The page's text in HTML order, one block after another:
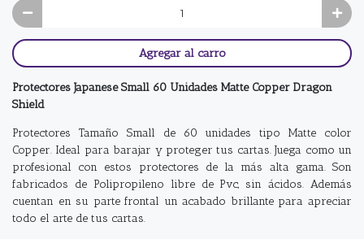
Agregar al carro
Protectores Japanese Small 60 Unidades Matte Copper Dragon
Shield
Protectores Tamaño Small de 60 unidades tipo Matte color
Copper. Ideal para barajar y proteger tus cartas. Juega como un
profesional con estos protectores de la más alta gama. Son
fabricados de Polipropileno libre de Pvc, sin ácidos. Además
cuentan en su parte frontal un acabado brillante para apreciar
todo el arte de tus cartas.